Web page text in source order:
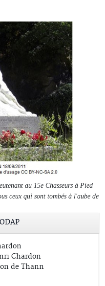
au 15e Chasseurs à Pied
ceux qui sont tombés à l'aube de
Chardon
de Thann